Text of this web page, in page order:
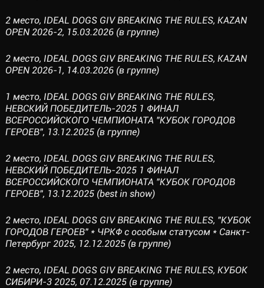
2 место, IDEAL DOGS GIV BREAKING THE RULES, KAZAN
OPEN 2026-2, 15.03.2026 (в группе)
2 место, IDEAL DOGS GIV BREAKING THE RULES, KAZAN
OPEN 2026-1, 14.03.2026 (в группе)
1 место, IDEAL DOGS GIV BREAKING THE RULES,
НЕВСКИЙ ПОБЕДИТЕЛЬ-2025 1 ФИНАЛ
ВСЕРОССИЙСКОГО ЧЕМПИОНАТА "КУБОК ГОРОДОВ
ГЕРОЕВ", 13.12.2025 (в группе)
2 место, IDEAL DOGS GIV BREAKING THE RULES,
НЕВСКИЙ ПОБЕДИТЕЛЬ-2025 1 ФИНАЛ
ВСЕРОССИЙСКОГО ЧЕМПИОНАТА "КУБОК ГОРОДОВ
ГЕРОЕВ", 13.12.2025 (best in show)
2 место, IDEAL DOGS GIV BREAKING THE RULES, "КУБОК
ГОРОДОВ ГЕРОЕВ" * ЧРКФ с особым статусом * Санкт-
Петербург 2025, 12.12.2025 (в группе)
2 место, IDEAL DOGS GIV BREAKING THE RULES, КУБОК
СИБИРИ-3 2025, 07.12.2025 (в группе)